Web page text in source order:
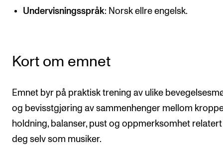
Rom, bygg, saler og studio
STUDENTLIV
Læringsressurser
Si ifra!
Betalte spilleoppdrag
Utveksling og reiser
Undervisningsspråk: Norsk ellre engelsk.
Kort om emnet
Emnet byr på praktisk trening av ulike
og bevisstgjøring av sammenhenger mellom
holdning, balanser, pust og oppmerksomhet
deg selv som musiker.